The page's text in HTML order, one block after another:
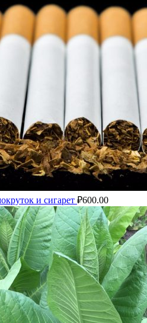
и сигарет ₽600.00